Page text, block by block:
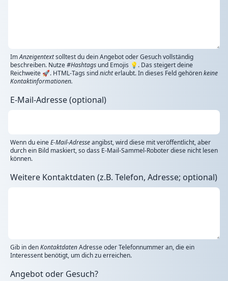
ImAnzeigentextsolltest du dein Angebot oder Gesuch vollständig
beschreiben. Nutze#Hashtags und Emojis 💡. Das steigert deine
Reichweite 🚀. HTML-Tags sindnichterlaubt. In dieses Feld gehörenkeine
Kontaktinformationen.
E-Mail-Adresse (optional)
Wenn du eineE-Mail-Adresseangibst, wird diese mit veröffentlicht, aber
durch ein Bild maskiert, so dass E-Mail-Sammel-Roboter diese nicht lesen
können.
Weitere Kontaktdaten (z.B. Telefon, Adresse; optional)
Gib in denKontaktdatenAdresse oder Telefonnummer an, die ein
Interessent benötigt, um dich zu erreichen.
Angebot oder Gesuch?